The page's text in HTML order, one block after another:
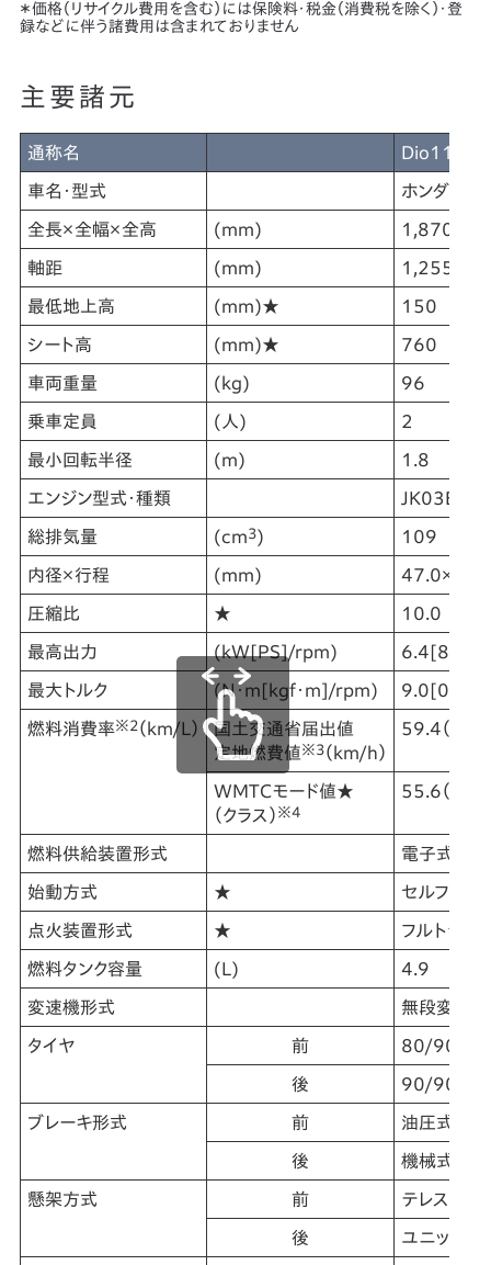
＊価格（リサイクル費用を含む）には保険料・税金（消費税を除く）・登
録などに伴う諸費用は含まれておりません
主要諸元
通称名 Dio110・
車名・型式 ホンダ・
全長×全幅×全高 (mm)
軸距 (mm) 1,255
最低地上高 (mm)★ 150
シート高 (mm)★ 760
車両重量 (kg) 96
乗車定員 (人) 2
最小回転半径 (m) 1.8
エンジン型式・種類 JK03E・空
総排気量 (cm3) 109
内径×行程 (mm)
圧縮比 ★ 10.0
最高出力 (kW[PS]/rpm) 6.4[8.7]/
最大トルク (N･m[kgf･m]/rpm)
燃料消費率※2（km/L）
国土交通省届出値
定地燃費値※3（km/h）
59.4（60）
WMTCモード値★
（クラス） ※4
55.6（クラ
燃料供給装置形式 電子式＜電
始動方式 ★ セルフ式
点火装置形式 ★ フルトラン
燃料タンク容量 (L) 4.9
変速機形式 無段変速式
タイヤ 前 80/90-
後 90/90-
ブレーキ形式 前 油圧式ディ
後 機械式リー
懸架方式 前 テレスコピ
後 ユニットス